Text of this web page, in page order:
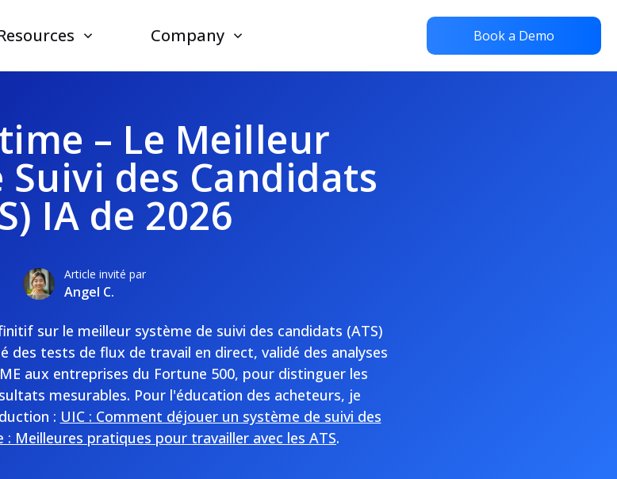
Company Book a Demo
– Le Meilleur
Suivi des Candidats
IA de 2026
Article invité par
Angel C.
sur le meilleur système de suivi des candidats (ATS)
des tests de flux de travail en direct, validé des analyses
aux entreprises du Fortune 500, pour distinguer les
mesurables. Pour l'éducation des acheteurs, je
: UIC : Comment déjouer un système de suivi des
: Meilleures pratiques pour travailler avec les ATS.